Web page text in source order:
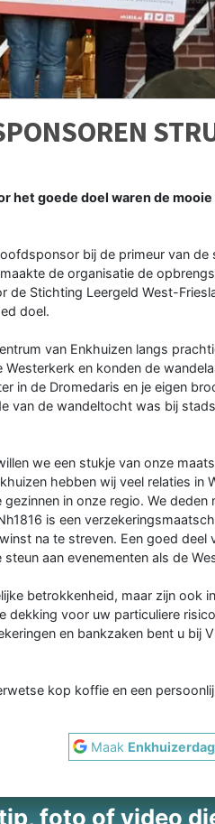
het goede doel waren de
bij de primeur van
de organisatie de
de Stichting Leergeld West-
doel.
van Enkhuizen langs
en konden de
in de Dromedaris en je eigen
van de wandeltocht was bij
we een stukje van onze
hebben wij veel relaties in
in onze regio. We deden
is een
na te streven. Een goed deel
aan evenementen als de
betrokkenheid, maar zijn ook
dekking voor uw particuliere
en bankzaken bent u bij
kop koffie en een
Maak
foto of video